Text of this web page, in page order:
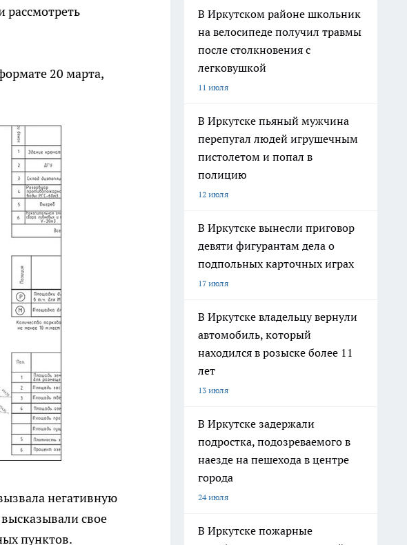
рассмотреть
20 марта,
негативную
свое
пунктов.
В Иркутском районе школьник
на велосипеде получил травмы
после столкновения с
легковушкой
11 июля
В Иркутске пьяный мужчина
перепугал людей игрушечным
пистолетом и попал в
полицию
12 июля
В Иркутске вынесли приговор
девяти фигурантам дела о
подпольных карточных играх
17 июля
В Иркутске владельцу вернули
автомобиль, который
находился в розыске более 11
лет
13 июля
В Иркутске задержали
подростка, подозреваемого в
наезде на пешехода в центре
города
24 июля
В Иркутске пожарные